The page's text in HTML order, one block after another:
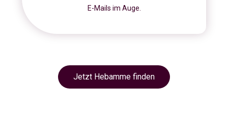
E-Mails im Auge.
Jetzt Hebamme finden